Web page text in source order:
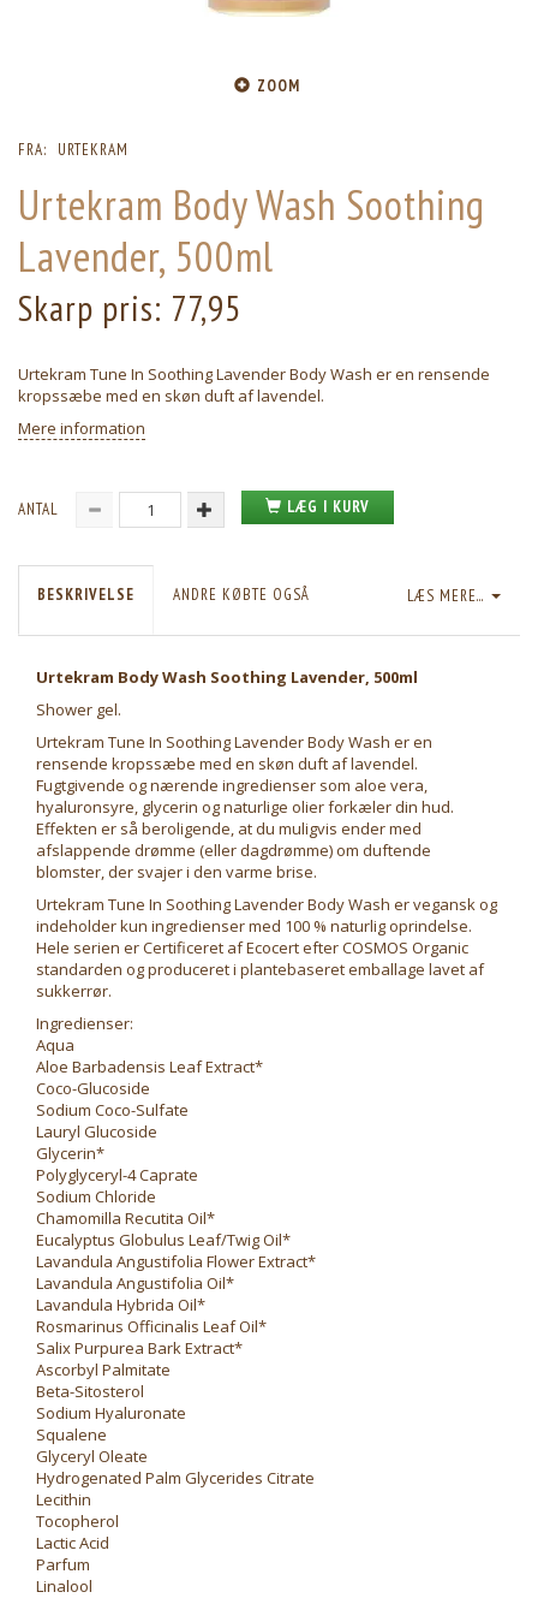
ZOOM
FRA: URTEKRAM
Urtekram Body Wash Soothing
Lavender, 500ml
Skarp pris: 77,95
Urtekram Tune In Soothing Lavender Body Wash er en rensende
kropssæbe med en skøn duft af lavendel.
Mere information
ANTAL LÆG I KURV
LÆS MERE...
BESKRIVELSE ANDRE KØBTE OGSÅ
Urtekram Body Wash Soothing Lavender, 500ml
Shower gel.
Urtekram Tune In Soothing Lavender Body Wash er en
rensende kropssæbe med en skøn duft af lavendel.
Fugtgivende og nærende ingredienser som aloe vera,
hyaluronsyre, glycerin og naturlige olier forkæler din hud.
Effekten er så beroligende, at du muligvis ender med
afslappende drømme (eller dagdrømme) om duftende
blomster, der svajer i den varme brise.
Urtekram Tune In Soothing Lavender Body Wash er vegansk og
indeholder kun ingredienser med 100 % naturlig oprindelse.
Hele serien er Certificeret af Ecocert efter COSMOS Organic
standarden og produceret i plantebaseret emballage lavet af
sukkerrør.
Ingredienser:
Aqua
Aloe Barbadensis Leaf Extract*
Coco-Glucoside
Sodium Coco-Sulfate
Lauryl Glucoside
Glycerin*
Polyglyceryl-4 Caprate
Sodium Chloride
Chamomilla Recutita Oil*
Eucalyptus Globulus Leaf/Twig Oil*
Lavandula Angustifolia Flower Extract*
Lavandula Angustifolia Oil*
Lavandula Hybrida Oil*
Rosmarinus Officinalis Leaf Oil*
Salix Purpurea Bark Extract*
Ascorbyl Palmitate
Beta-Sitosterol
Sodium Hyaluronate
Squalene
Glyceryl Oleate
Hydrogenated Palm Glycerides Citrate
Lecithin
Tocopherol
Lactic Acid
Parfum
Linalool